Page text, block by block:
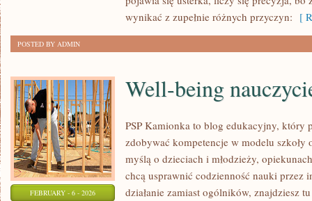
wynikać z zupełnie różnych przyczyn: [
POSTED BY ADMIN
FEBRUARY - 6 - 2026
Well-being
PSP Kamionka to blog edukacyjny, który
zdobywać kompetencje w modelu szkoły
myślą o dzieciach i młodzieży,
chcą usprawnić codzienność nauki przez
działanie zamiast ogólników, znajdziesz